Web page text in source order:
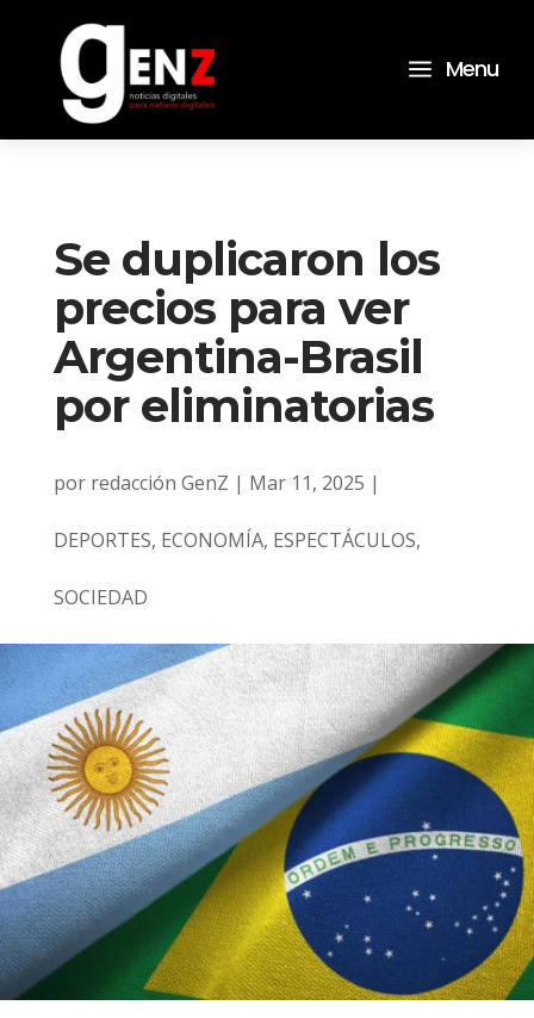
a Menu
Se duplicaron los
precios para ver
Argentina-Brasil
por eliminatorias
por redacción GenZ | Mar 11, 2025 |
DEPORTES, ECONOMÍA, ESPECTÁCULOS,
SOCIEDAD